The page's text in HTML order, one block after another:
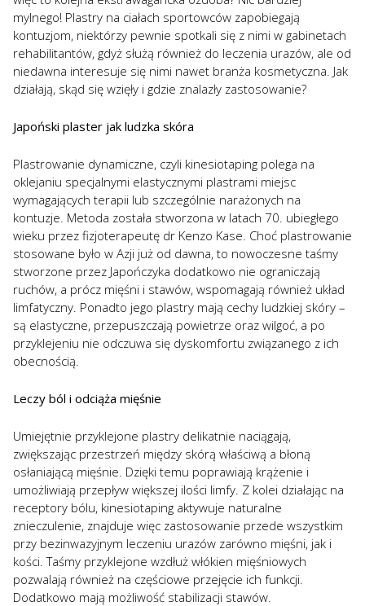
mylnego! Plastry na ciałach sportowców zapobiegają
kontuzjom, niektórzy pewnie spotkali się z nimi w gabinetach
rehabilitantów, gdyż służą również do leczenia urazów, ale od
niedawna interesuje się nimi nawet branża kosmetyczna. Jak
działają, skąd się wzięły i gdzie znalazły zastosowanie?
Japoński plaster jak ludzka skóra
Plastrowanie dynamiczne, czyli kinesiotaping polega na
oklejaniu specjalnymi elastycznymi plastrami miejsc
wymagających terapii lub szczególnie narażonych na
kontuzje. Metoda została stworzona w latach 70. ubiegłego
wieku przez fizjoterapeutę dr Kenzo Kase. Choć plastrowanie
stosowane było w Azji już od dawna, to nowoczesne taśmy
stworzone przez Japończyka dodatkowo nie ograniczają
ruchów, a prócz mięśni i stawów, wspomagają również układ
limfatyczny. Ponadto jego plastry mają cechy ludzkiej skóry –
są elastyczne, przepuszczają powietrze oraz wilgoć, a po
przyklejeniu nie odczuwa się dyskomfortu związanego z ich
obecnością.
Leczy ból i odciąża mięśnie
Umiejętnie przyklejone plastry delikatnie naciągają,
zwiększając przestrzeń między skórą właściwą a błoną
osłaniającą mięśnie. Dzięki temu poprawiają krążenie i
umożliwiają przepływ większej ilości limfy. Z kolei działając na
receptory bólu, kinesiotaping aktywuje naturalne
znieczulenie, znajduje więc zastosowanie przede wszystkim
przy bezinwazyjnym leczeniu urazów zarówno mięśni, jak i
kości. Taśmy przyklejone wzdłuż włókien mięśniowych
pozwalają również na częściowe przejęcie ich funkcji.
Dodatkowo mają możliwość stabilizacji stawów.